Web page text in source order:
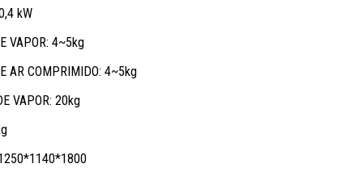
kW
VAPOR: 4~5kg
AR ​​COMPRIMIDO: 4~5kg
VAPOR: 20kg